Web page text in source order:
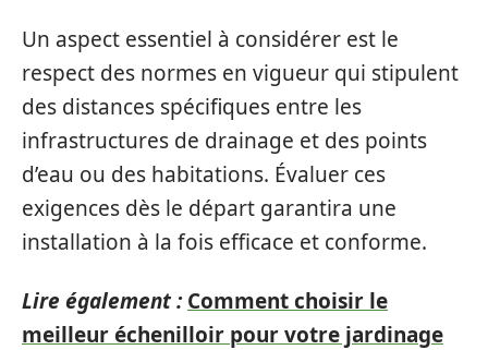
Un aspect essentiel à considérer est le
respect des normes en vigueur qui stipulent
des distances spécifiques entre les
infrastructures de drainage et des points
d’eau ou des habitations. Évaluer ces
exigences dès le départ garantira une
installation à la fois efficace et conforme.
Lire également : Comment choisir le
meilleur échenilloir pour votre jardinage